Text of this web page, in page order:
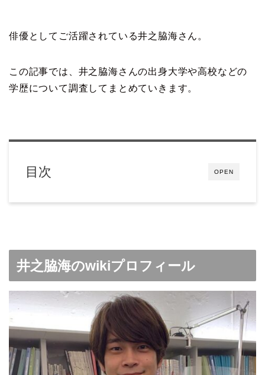
俳優としてご活躍されている井之脇海さん。
この記事では、井之脇海さんの出身大学や高校などの
学歴について調査してまとめていきます。
OPEN
目次
井之脇海のwikiプロフィール